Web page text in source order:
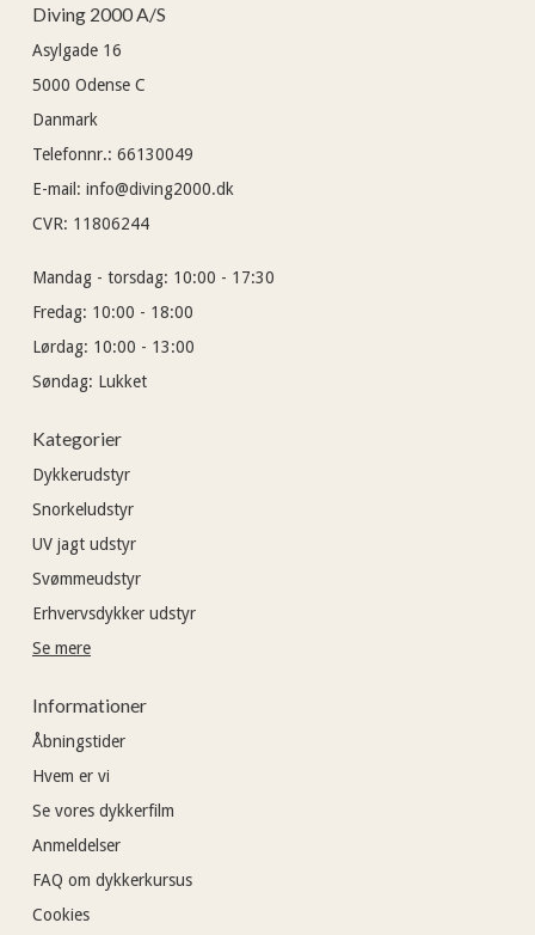
Diving 2000 A/S
Asylgade 16
5000 Odense C
Danmark
Telefonnr.: 66130049
E-mail : info@diving2000.dk
CVR: 11806244
Mandag - torsdag: 10:00 - 17:30
Fredag: 10:00 - 18:00
Lørdag: 10:00 - 13:00
Søndag: Lukket
Kategorier
Dykkerudstyr
Snorkeludstyr
UV jagt udstyr
Svømmeudstyr
Erhvervsdykker udstyr
Se mere
Informationer
Åbningstider
Hvem er vi
Se vores dykkerfilm
Anmeldelser
FAQ om dykkerkursus
Cookies